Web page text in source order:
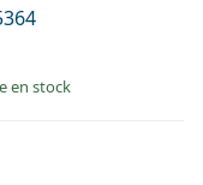
en stock